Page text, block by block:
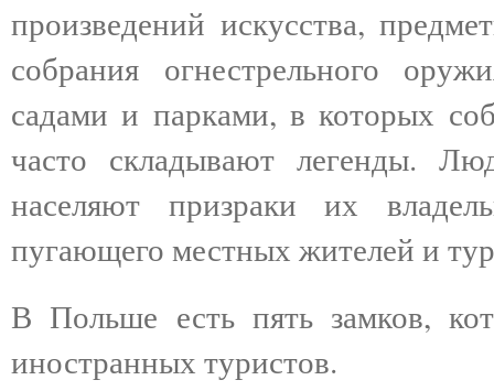
произведений искусства,
собрания огнестрельного
садами и парками, в которых
часто складывают легенды.
населяют призраки их
пугающего местных жителей и
В Польше есть пять замков,
иностранных туристов.